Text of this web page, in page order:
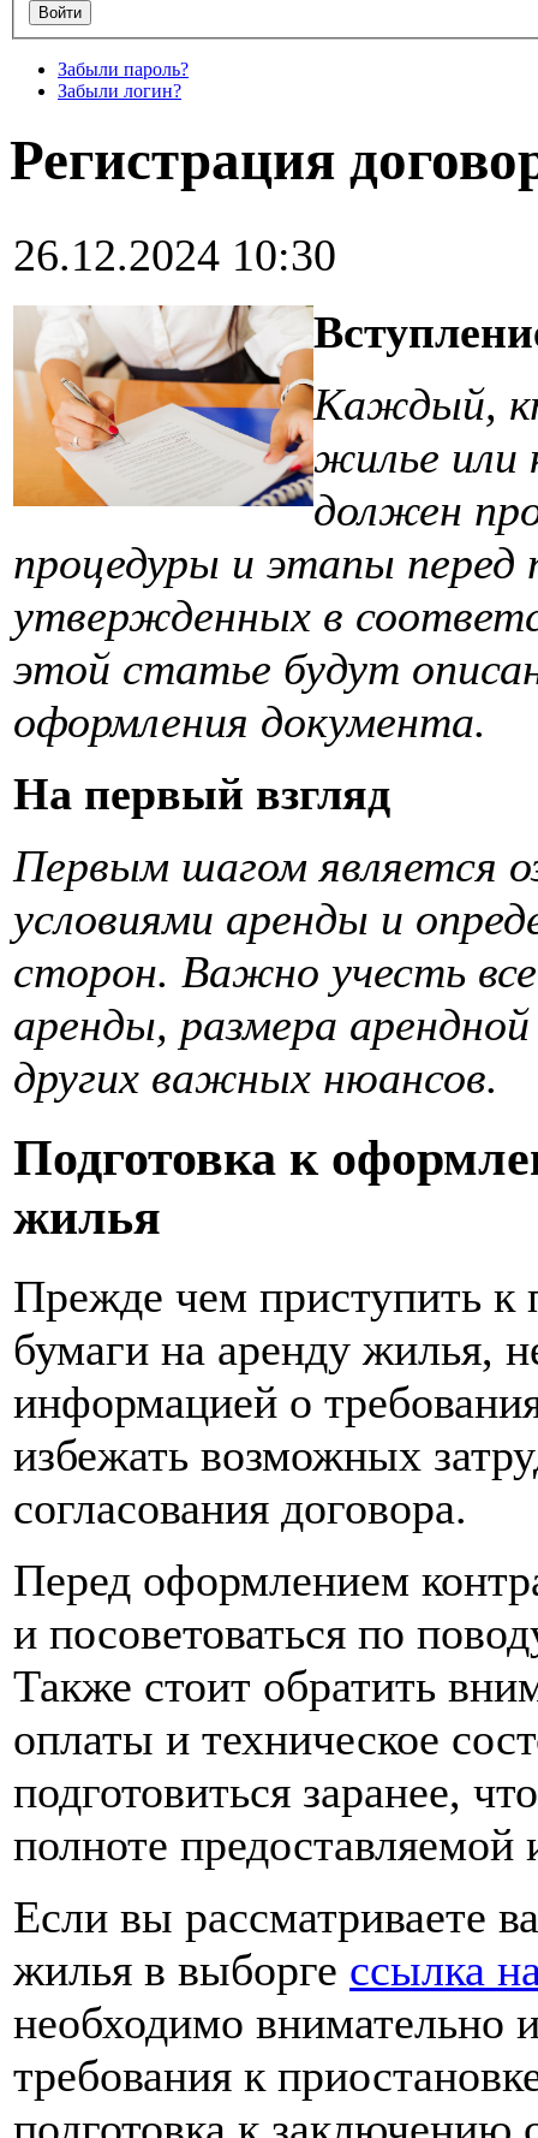
Забыли пароль?
Забыли логин?
Регистрация
26.12.2024 10:30
Каждый,
жилье или
должен
процедуры и этапы перед
утвержденных в
этой статье будут
оформления документа.
На первый взгляд
Первым шагом является
условиями аренды и
сторон. Важно учесть
аренды, размера
других важных нюансов.
Подготовка к
жилья
Прежде чем приступить к
бумаги на аренду жилья,
информацией о
избежать возможных
согласования договора.
Перед оформлением
и посоветоваться по
Также стоит обратить
оплаты и техническое
подготовиться заранее,
полноте
Если вы рассматриваете
жилья в выборге ссылка
необходимо внимательно
требования к